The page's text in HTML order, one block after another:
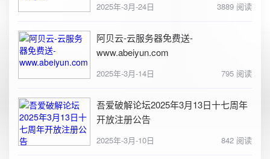
2025年-3月-24日 3889 阅读
阿贝云-云服务器免费送-
www.abeiyun.com
2025年-3月-14日 795 阅读
吾爱破解论坛2025年3月13日十七周年
开放注册公告
2025年-3月-10日 842 阅读